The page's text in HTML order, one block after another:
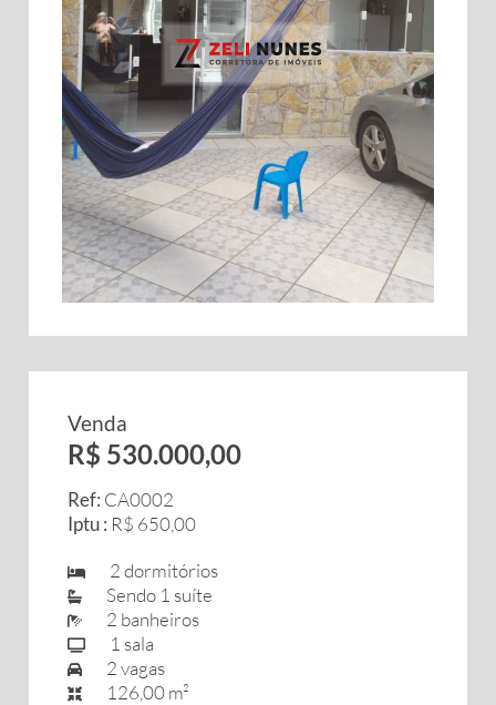
Venda
R$ 530.000,00
Ref: CA0002
Iptu : R$ 650,00
2 dormitórios
Sendo 1 suíte
2 banheiros
1 sala
2 vagas
126,00 m²